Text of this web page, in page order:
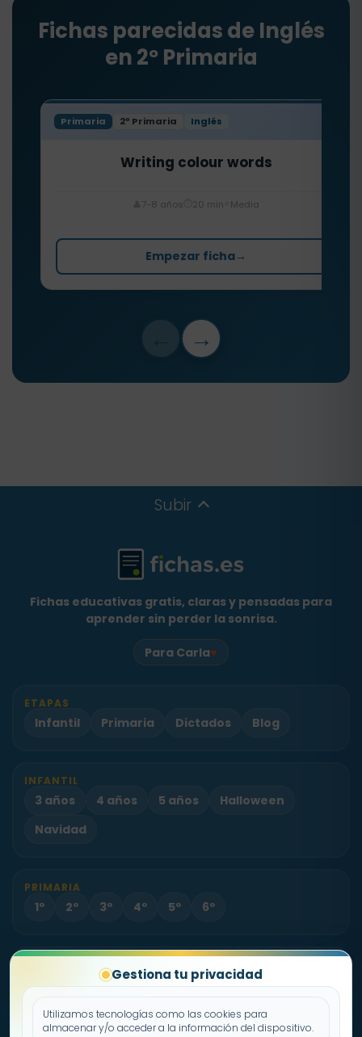
Gestiona tu privacidad
Utilizamos tecnologías como las cookies para
almacenar y/o acceder a la información del dispositivo.
Fichas parecidas de Inglés
en 2º Primaria
Primaria 2º Primaria Inglés
Writing colour words
7-8 años 20 min Media
Empezar ficha→
→
Subir
Fichas educativas gratis, claras y pensadas para
aprender sin perder la sonrisa.
Para Carla♥
ETAPAS
Infantil Primaria Dictados Blog
INFANTIL
3 años 4 años 5 años
Halloween
Navidad
PRIMARIA
1º 2º 3º 4º 5º 6º
Sobre Fichas.es Contacto